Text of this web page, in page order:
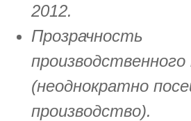
2012.
Прозрачность
производственного
(неоднократно
производство).